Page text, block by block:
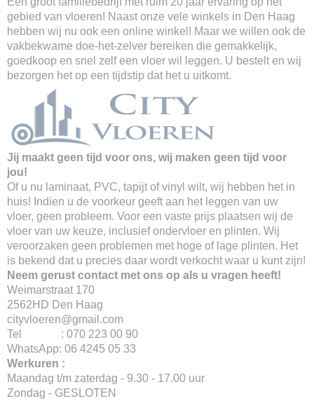
gebied van vloeren! Naast onze vele winkels in Den Haag
hebben wij nu ook een online winkel! Maar we willen ook de
vakbekwame doe-het-zelver bereiken die gemakkelijk,
goedkoop en snel zelf een vloer wil leggen. U bestelt en wij
bezorgen het op een tijdstip dat het u uitkomt.
Jij maakt geen tijd voor ons, wij maken geen tijd voor
jou!
Of u nu laminaat, PVC, tapijt of vinyl wilt, wij hebben het in
huis! Indien u de voorkeur geeft aan het leggen van uw
vloer, geen probleem. Voor een vaste prijs plaatsen wij de
vloer van uw keuze, inclusief ondervloer en plinten. Wij
veroorzaken geen problemen met hoge of lage plinten. Het
is bekend dat u precies daar wordt verkocht waar u kunt zijn!
Neem gerust contact met ons op als u vragen heeft!
Weimarstraat 170
2562HD Den Haag
cityvloeren@gmail.com
Tel : 070 223 00 90
WhatsApp: 06 4245 05 33
Werkuren :
Maandag t/m zaterdag - 9.30 - 17.00 uur
Zondag - GESLOTEN